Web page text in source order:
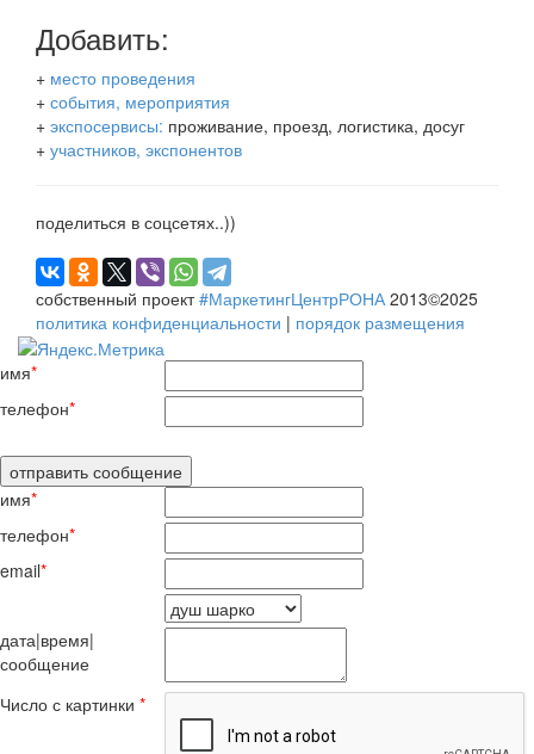
Добавить:
+ место проведения
+ события, мероприятия
+ экспосервисы: проживание, проезд, логистика, досуг
+ участников, экспонентов
поделиться в соцсетях..))
собственный проект#МаркетингЦентрРОНА 2013©2025
политика конфиденциальности | порядок размещения
имя*
телефон*
имя*
телефон*
email*
дата|время|
сообщение
Число с картинки *